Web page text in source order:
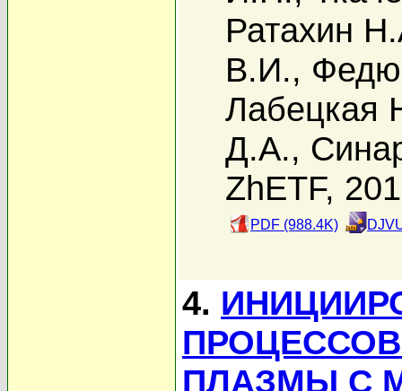
Ратахин
В.И.,
Лабецкая
Д.А.,
ZhETF,
PDF (988.4K)
4.
ПЛАЗМЫ С